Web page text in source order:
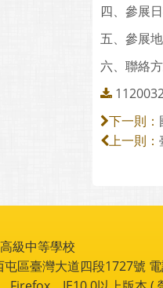
四、參展
五、參展
六、聯絡方
下一則：
上一則：
級中等學校
區臺灣大道四段1727號